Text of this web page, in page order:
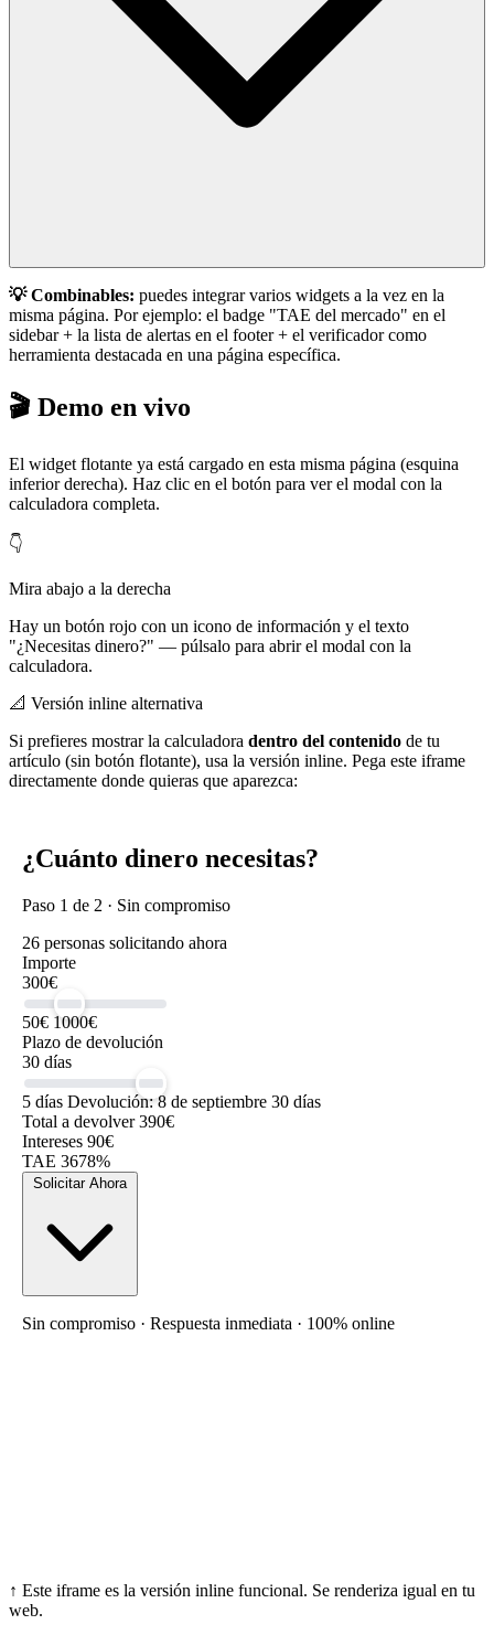
💡 Combinables: puedes integrar varios widgets a la vez en la
misma página. Por ejemplo: el badge "TAE del mercado" en el
sidebar + la lista de alertas en el footer + el verificador como
herramienta destacada en una página específica.
🎬 Demo en vivo
El widget flotante ya está cargado en esta misma página (esquina
inferior derecha). Haz clic en el botón para ver el modal con la
calculadora completa.
👇
Mira abajo a la derecha
Hay un botón rojo con un icono de información y el texto
"¿Necesitas dinero?" — púlsalo para abrir el modal con la
calculadora.
📐 Versión inline alternativa
Si prefieres mostrar la calculadora dentro del contenido de tu
artículo (sin botón flotante), usa la versión inline. Pega este iframe
directamente donde quieras que aparezca:
↑ Este iframe es la versión inline funcional. Se renderiza igual en tu
web.